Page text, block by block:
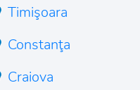
Timişoara
Constanţa
Craiova